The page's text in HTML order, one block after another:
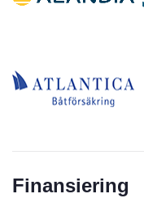
Finansiering